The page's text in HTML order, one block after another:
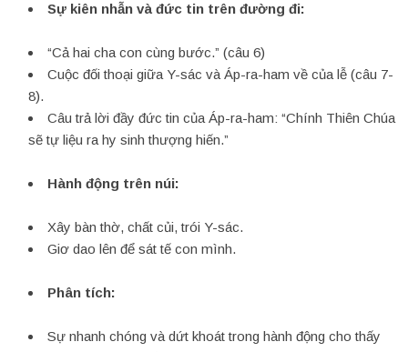
Sự kiên nhẫn và đức tin trên đường đi:
“Cả hai cha con cùng bước.” (câu 6)
Cuộc đối thoại giữa Y-sác và Áp-ra-ham về của lễ (câu 7-
8).
Câu trả lời đầy đức tin của Áp-ra-ham: “Chính Thiên Chúa
sẽ tự liệu ra hy sinh thượng hiến.”
Hành động trên núi:
Xây bàn thờ, chất củi, trói Y-sác.
Giơ dao lên để sát tế con mình.
Phân tích:
Sự nhanh chóng và dứt khoát trong hành động cho thấy